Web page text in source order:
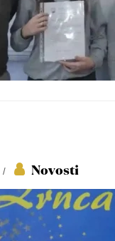
/ Novosti